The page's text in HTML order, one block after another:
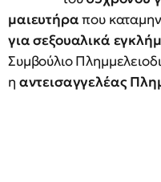
μαιευτήραπου
για σεξουαλικά
Συμβούλιο
η αντεισαγγελέας